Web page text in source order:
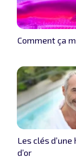
Comment ça
Les clés
d’or